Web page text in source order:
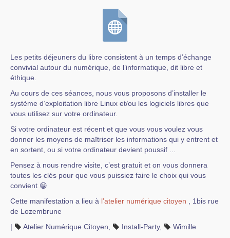
Les petits déjeuners du libre consistent à un temps d’échange
convivial autour du numérique, de l’informatique, dit libre et
éthique.
Au cours de ces séances, nous vous proposons d’installer le
système d’exploitation libre Linux et/ou les logiciels libres que
vous utilisez sur votre ordinateur.
Si votre ordinateur est récent et que vous vous voulez vous
donner les moyens de maîtriser les informations qui y entrent et
en sortent, ou si votre ordinateur devient poussif ...
Pensez à nous rendre visite, c’est gratuit et on vous donnera
toutes les clés pour que vous puissiez faire le choix qui vous
convient 😁
Cette manifestation a lieu à l’atelier numérique citoyen , 1bis rue
de Lozembrune
|
Atelier Numérique Citoyen Install-Party, Wimille